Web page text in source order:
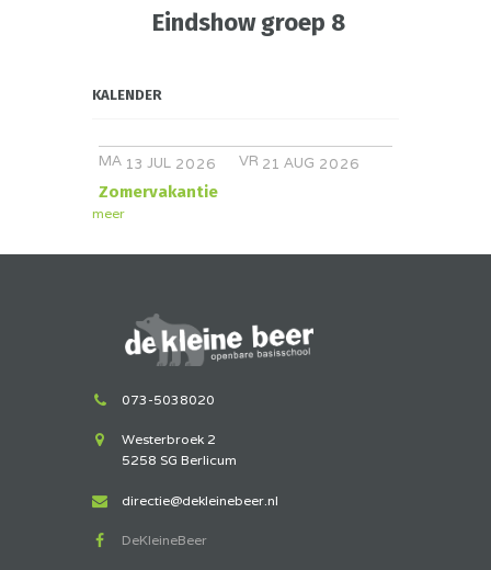
Eindshow groep 8
KALENDER
MA 13 JUL 2026 VR 21 AUG 2026
Zomervakantie
meer
073-5038020
Westerbroek 2
5258 SG Berlicum
directie@dekleinebeer.nl
DeKleineBeer